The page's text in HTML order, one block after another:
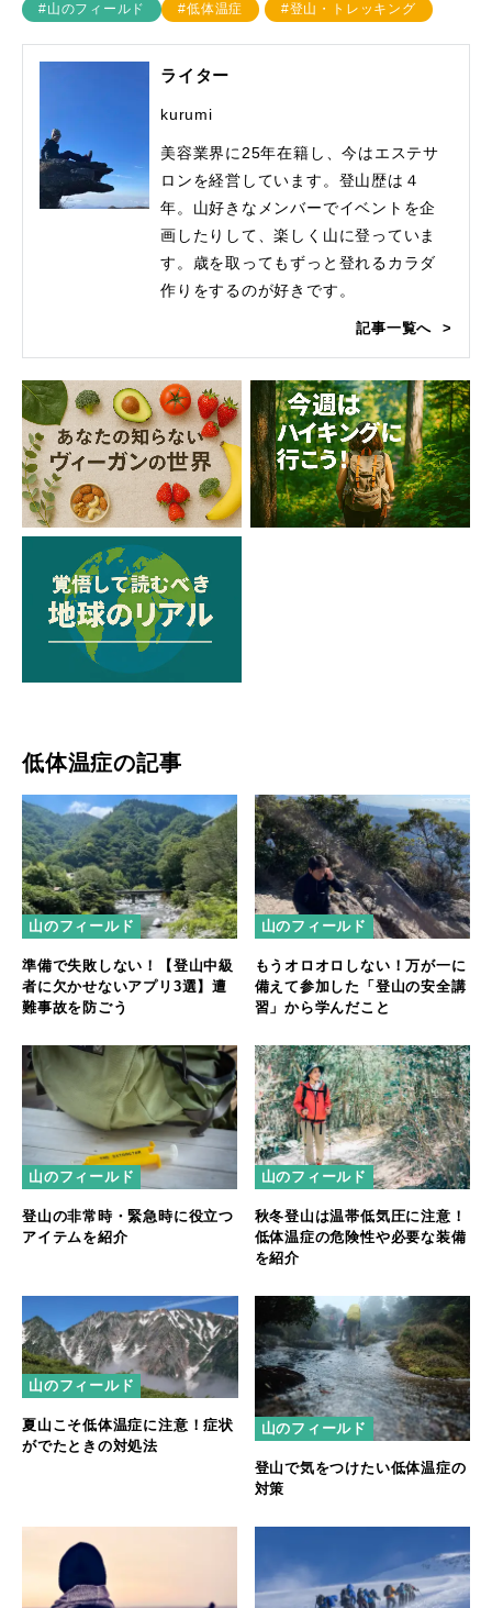
#山のフィールド #低体温症 #登山・トレッキング
ライター
kurumi
美容業界に25年在籍し、今はエステサ
ロンを経営しています。登山歴は４
年。山好きなメンバーでイベントを企
画したりして、楽しく山に登っていま
す。歳を取ってもずっと登れるカラダ
作りをするのが好きです。
記事一覧へ
低体温症の記事
山のフィールド
準備で失敗しない！【登山中級
者に欠かせないアプリ3選】遭
難事故を防ごう
山のフィールド
もうオロオロしない！万が一に
備えて参加した「登山の安全講
習」から学んだこと
山のフィールド
登山の非常時・緊急時に役立つ
アイテムを紹介
山のフィールド
秋冬登山は温帯低気圧に注意！
低体温症の危険性や必要な装備
を紹介
山のフィールド
夏山こそ低体温症に注意！症状
がでたときの対処法
山のフィールド
登山で気をつけたい低体温症の
対策